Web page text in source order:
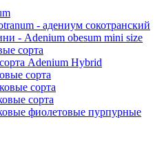
- адениум сокотранский
- Adenium obesum mini size
сорта
Adenium Hybrid
сорта
сорта
сорта
фиолетовые пурпурные